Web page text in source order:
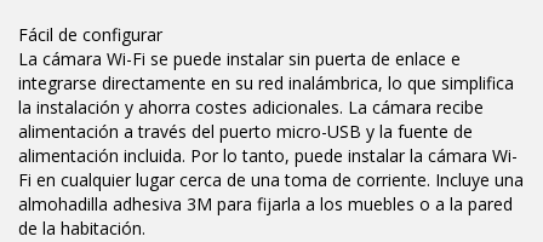
Fácil de configurar
La cámara Wi-Fi se puede instalar sin puerta de enlace e
integrarse directamente en su red inalámbrica, lo que simplifica
la instalación y ahorra costes adicionales. La cámara recibe
alimentación a través del puerto micro-USB y la fuente de
alimentación incluida. Por lo tanto, puede instalar la cámara Wi-
Fi en cualquier lugar cerca de una toma de corriente. Incluye una
almohadilla adhesiva 3M para fijarla a los muebles o a la pared
de la habitación.